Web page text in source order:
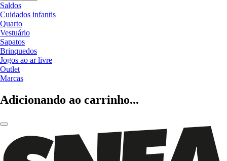
Saldos
Cuidados infantis
Quarto
Vestuário
Sapatos
Brinquedos
Jogos ao ar livre
Outlet
Marcas
Adicionando ao carrinho...